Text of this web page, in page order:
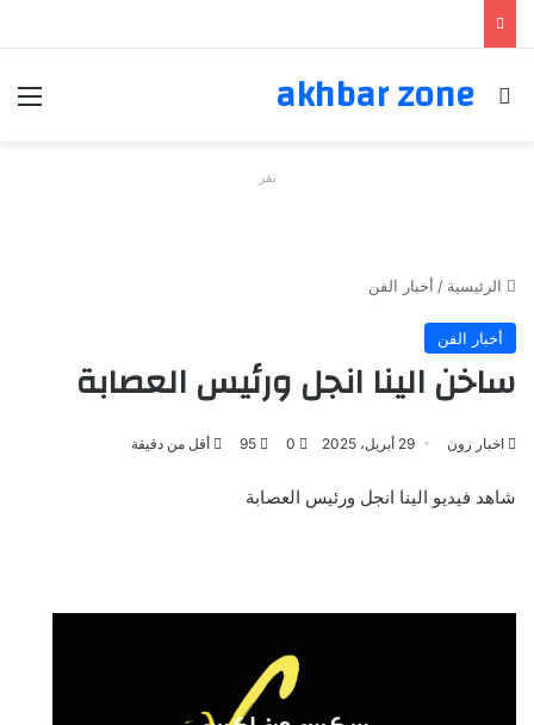
akhbar zone
بحث عن
نقر
الرئيسية / أخبار الفن
أخبار الفن
ساخن الينا انجل ورئيس العصابة
اخبار زون 29 أبريل، 2025 0
95 أقل من دقيقة
شاهد فيديو الينا انجل ورئيس العصابة